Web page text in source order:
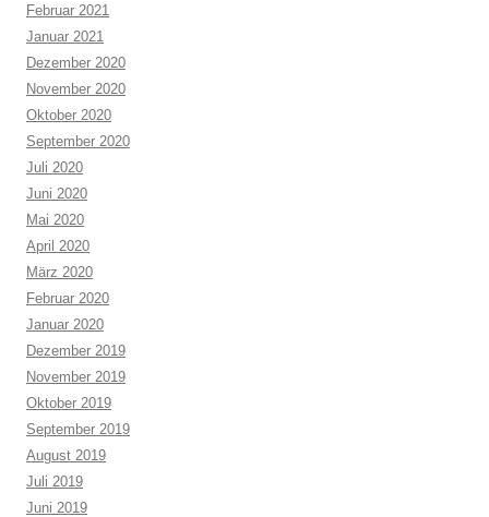
Februar 2021
Januar 2021
Dezember 2020
November 2020
Oktober 2020
September 2020
Juli 2020
Juni 2020
Mai 2020
April 2020
März 2020
Februar 2020
Januar 2020
Dezember 2019
November 2019
Oktober 2019
September 2019
August 2019
Juli 2019
Juni 2019